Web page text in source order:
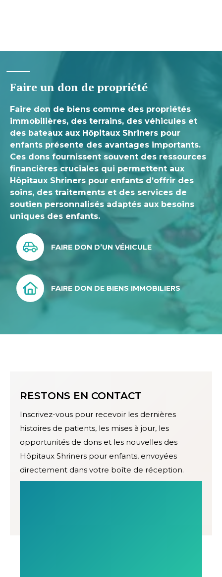
Faire un don de propriété
Faire don de biens comme des propriétés
immobilières, des terrains, des véhicules et
des bateaux aux Hôpitaux Shriners pour
enfants présente des avantages importants.
Ces dons fournissent souvent des ressources
financières cruciales qui permettent aux
Hôpitaux Shriners pour enfants d’offrir des
soins, des traitements et des services de
soutien personnalisés adaptés aux besoins
uniques des enfants.
FAIRE DON D’UN VÉHICULE
FAIRE DON DE BIENS IMMOBILIERS
RESTONS EN CONTACT
Inscrivez-vous pour recevoir les dernières
histoires de patients, les mises à jour, les
opportunités de dons et les nouvelles des
Hôpitaux Shriners pour enfants, envoyées
directement dans votre boîte de réception.